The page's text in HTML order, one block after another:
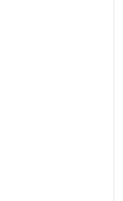
pela seriedade e